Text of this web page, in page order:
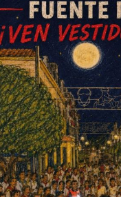
y reflexiones que ha
para acabar con la
desigualdad debido